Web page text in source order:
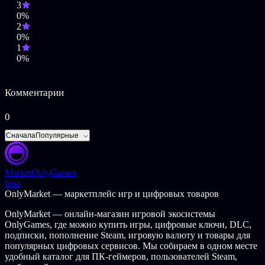
3
0%
2
0%
1
0%
Комментарии
0
СначалаПопулярные
MarketOnlyGames
beta
OnlyMarket — маркетплейс игр и цифровых товаров
OnlyMarket — онлайн-магазин игровой экосистемы
OnlyGames, где можно купить игры, цифровые ключи, DLC,
подписки, пополнение Steam, игровую валюту и товары для
популярных цифровых сервисов. Мы собираем в одном месте
удобный каталог для ПК-геймеров, пользователей Steam,